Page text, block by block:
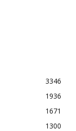
3346
1936
1671
1300